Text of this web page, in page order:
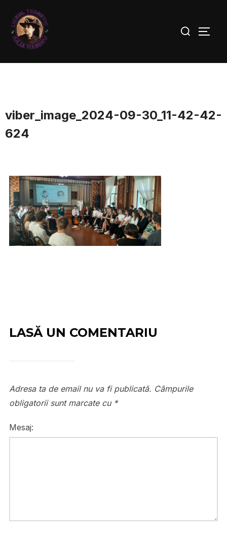
viber_image_2024-09-30_11-42-42-
624
LASĂ UN COMENTARIU
Adresa ta de email nu va fi publicată. Câmpurile
obligatorii sunt marcate cu *
Mesaj: